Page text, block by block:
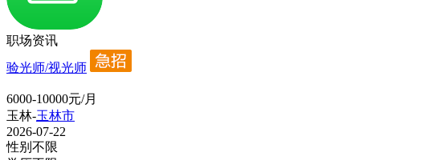
职场资讯
验光师/视光师
6000-10000元/月
玉林-玉林市
2026-07-22
性别不限